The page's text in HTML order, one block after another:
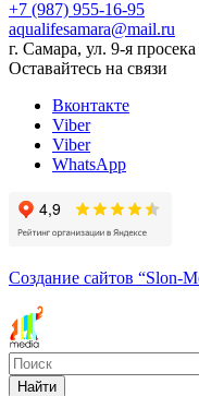
+7 (987) 955-16-95
aqualifesamara@mail.ru
г. Самара, ул. 9-я
Оставайтесь на связи
Вконтакте
Viber
Viber
WhatsApp
Создание сайтов “Slon-
Найти